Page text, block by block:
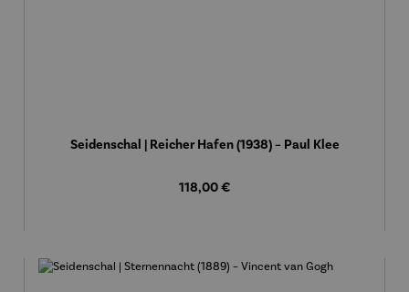
Seidenschal | Reicher Hafen (1938) – Paul Klee
Regulärer Preis:
118,00 €